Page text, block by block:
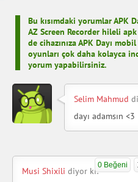
Bu kısımdaki yorumlar APK
AZ Screen Recorder hileli
de cihazınıza APK Dayı
oyunları çok daha kolayca
yorum yapabilirsiniz.
Selim Mahmud
dayı adamsın <3
0 Beğeni
Musi Shixili diyor ki: